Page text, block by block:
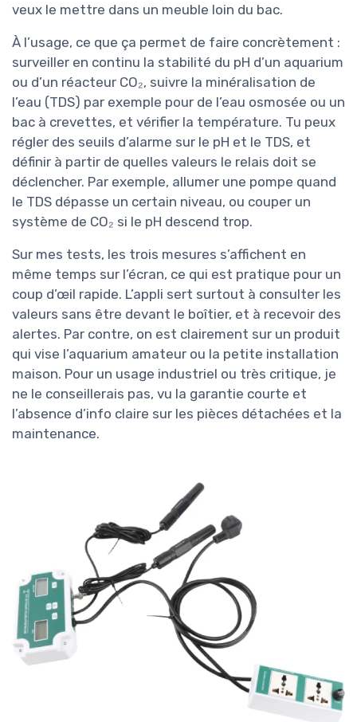
veux le mettre dans un meuble loin du bac.
À l’usage, ce que ça permet de faire concrètement :
surveiller en continu la stabilité du pH d’un aquarium
ou d’un réacteur CO₂, suivre la minéralisation de
l’eau (TDS) par exemple pour de l’eau osmosée ou un
bac à crevettes, et vérifier la température. Tu peux
régler des seuils d’alarme sur le pH et le TDS, et
définir à partir de quelles valeurs le relais doit se
déclencher. Par exemple, allumer une pompe quand
le TDS dépasse un certain niveau, ou couper un
système de CO₂ si le pH descend trop.
Sur mes tests, les trois mesures s’affichent en
même temps sur l’écran, ce qui est pratique pour un
coup d’œil rapide. L’appli sert surtout à consulter les
valeurs sans être devant le boîtier, et à recevoir des
alertes. Par contre, on est clairement sur un produit
qui vise l’aquarium amateur ou la petite installation
maison. Pour un usage industriel ou très critique, je
ne le conseillerais pas, vu la garantie courte et
l’absence d’info claire sur les pièces détachées et la
maintenance.